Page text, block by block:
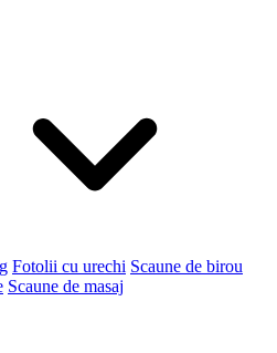
Fotolii cu urechi Scaune de birou
Scaune de masaj